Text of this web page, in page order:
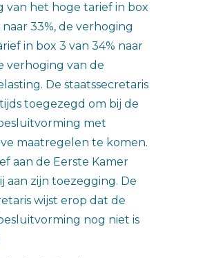
van het hoge tarief in box
naar 33%, de verhoging
in box 3 van 34% naar
verhoging van de
De staatssecretaris
toegezegd om bij de
met
maatregelen te komen.
aan de Eerste Kamer
aan zijn toezegging. De
wijst erop dat de
nog niet is